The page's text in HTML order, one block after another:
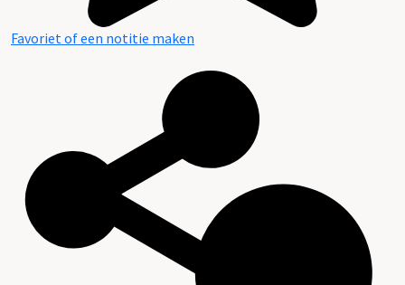
Favoriet of een notitie maken